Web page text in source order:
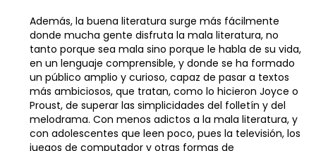
Además, la buena literatura surge más fácilmente
donde mucha gente disfruta la mala literatura, no
tanto porque sea mala sino porque le habla de su vida,
en un lenguaje comprensible, y donde se ha formado
un público amplio y curioso, capaz de pasar a textos
más ambiciosos, que tratan, como lo hicieron Joyce o
Proust, de superar las simplicidades del folletín y del
melodrama. Con menos adictos a la mala literatura, y
con adolescentes que leen poco, pues la televisión, los
juegos de computador y otras formas de